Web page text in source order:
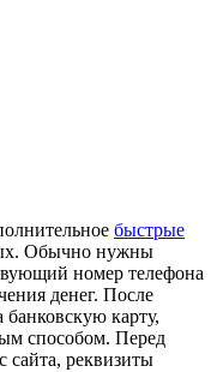
быстрые
Обычно нужны
номер телефона
денег. После
банковскую карту,
способом. Перед
сайта, реквизиты